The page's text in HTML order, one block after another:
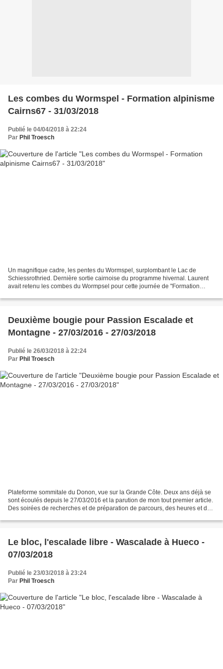
Les combes du Wormspel - Formation alpinisme
Cairns67 - 31/03/2018
Publié le 04/04/2018 à 22:24
Par Phil Troesch
Un magnifique cadre, les pentes du Wormspel, surplombant le Lac de
Schiessrothried. Dernière sortie cairnoise du programme hivernal. Laurent
avait retenu les combes du Wormpsel pour cette journée de "Formation
Deuxième bougie pour Passion Escalade et
Montagne - 27/03/2016 - 27/03/2018
Publié le 26/03/2018 à 22:24
Par Phil Troesch
Plateforme sommitale du Donon, vue sur la Grande Côte. Deux ans déjà se
sont écoulés depuis le 27/03/2016 et la parution de mon tout premier article.
Des soirées de recherches et de préparation de parcours, des heures et des
Le bloc, l'escalade libre - Wascalade à Hueco -
07/03/2018
Publié le 23/03/2018 à 23:24
Par Phil Troesch